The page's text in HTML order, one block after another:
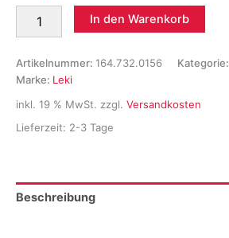
war:
120,00 €
ist:
99,99 €.
Makalu
AS
Regular
Menge
In den Warenkorb
Artikelnummer: 164.732.0156 Kategorie:
Marke: Leki
inkl. 19 % MwSt. zzgl. Versandkosten
Lieferzeit: 2-3 Tage
Beschreibung